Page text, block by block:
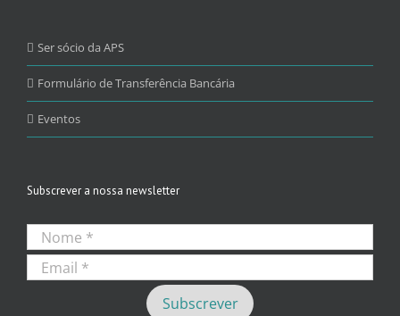
Ser sócio da APS
Formulário de Transferência Bancária
Eventos
Subscrever a nossa newsletter